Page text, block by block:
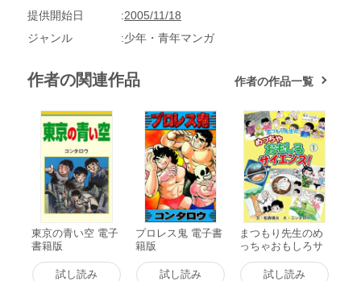
提供開始日
2005/11/18
ジャンル
少年・青年マンガ
作者の関連作品 作者の作品一覧
東京の青い空 電子
書籍版
試し読み
プロレス鬼 電子書
籍版
試し読み
まつもり先生のめ
っちゃおもしろサ
イエンス! (1) 電子
書籍版試し読み